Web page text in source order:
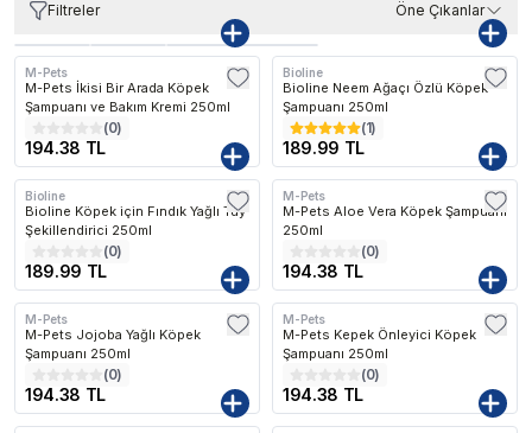
Filtreler Öne Çıkanlar
M-Pets
M-Pets İkisi Bir Arada Köpek
Şampuanı ve Bakım Kremi 250ml
(0)
194.38 TL
Bioline
Bioline Neem Ağaçı Özlü Köpek
Şampuanı 250ml
(1)
189.99 TL
Bioline
Bioline Köpek için Fındık Yağlı Tüy
Şekillendirici 250ml
(0)
189.99 TL
M-Pets
M-Pets Aloe Vera Köpek Şampuanı
250ml
(0)
194.38 TL
M-Pets
M-Pets Jojoba Yağlı Köpek
Şampuanı 250ml
(0)
194.38 TL
M-Pets
M-Pets Kepek Önleyici Köpek
Şampuanı 250ml
(0)
194.38 TL